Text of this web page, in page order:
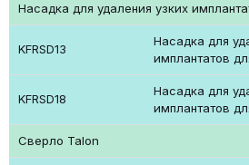
Насадка для удаления узких
KFRSD13
Насадка для
имплантатов
KFRSD18
Насадка для
имплантатов
Сверло Talon